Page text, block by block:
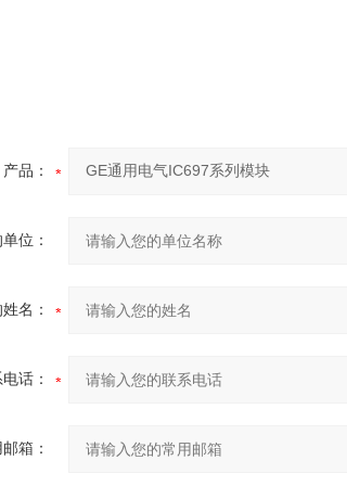
产品：
位：
名：
话：
箱：